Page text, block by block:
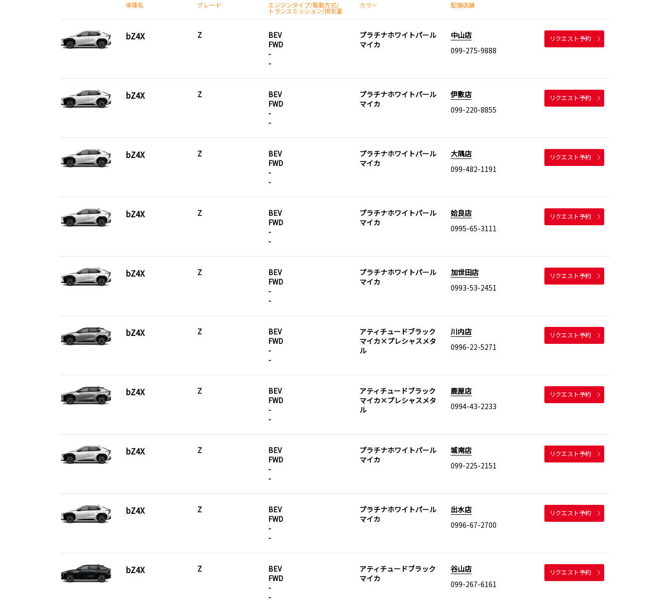
車種名 グレード エンジンタイプ/駆動方式/
トランスミッション/排気量
カラー 配備店舗
bZ4X Z
BEV
FWD
-
-
プラチナホワイトパール
マイカ
中山店
099-275-9888
リクエスト予約
bZ4X Z
BEV
FWD
-
-
プラチナホワイトパール
マイカ
伊敷店
099-220-8855
リクエスト予約
bZ4X Z
BEV
FWD
-
-
プラチナホワイトパール
マイカ
大隅店
099-482-1191
リクエスト予約
bZ4X Z
BEV
FWD
-
-
プラチナホワイトパール
マイカ
姶良店
0995-65-3111
リクエスト予約
bZ4X Z
BEV
FWD
-
-
プラチナホワイトパール
マイカ
加世田店
0993-53-2451
リクエスト予約
bZ4X Z
BEV
FWD
-
-
アティチュードブラック
マイカ×プレシャスメタ
ル
川内店
0996-22-5271
リクエスト予約
bZ4X Z
BEV
FWD
-
-
アティチュードブラック
マイカ×プレシャスメタ
ル
鹿屋店
0994-43-2233
リクエスト予約
bZ4X Z
BEV
FWD
-
-
プラチナホワイトパール
マイカ
城南店
099-225-2151
リクエスト予約
bZ4X Z
BEV
FWD
-
-
プラチナホワイトパール
マイカ
出水店
0996-67-2700
リクエスト予約
bZ4X Z
BEV
FWD
-
-
アティチュードブラック
マイカ
谷山店
099-267-6161
リクエスト予約